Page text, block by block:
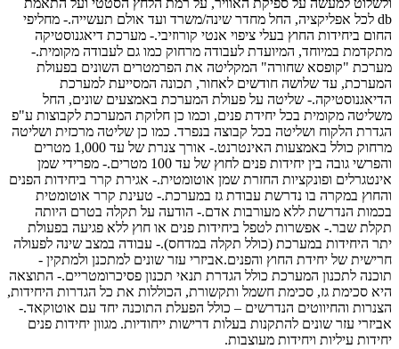
ולשלוט למעשה על ספיקת האוויר, על רמת הלחץ הסטטי ועל התאמת
db לכל אפליקציה, החל מחדר שינה/משרד ועד אולם תעשייה.- מחליפי
החום ביחידות החוץ בעלי ציפוי אנטי קורוזיבי.- מערכת דיאגנוסטיקה
מתקדמת במיוחד, המיועדת לעבודה מרחוק כמו גם לעבודה מקומית.-
מערכת "קופסא שחורה" המקליטה את הפרמטרים השונים בפעולת
המערכת, עד שלושה חודשים לאחור, תכונה המסייעת למערכת
הדיאגנוסטיקה.- שליטה על פעולת המערכת באמצעים שונים, החל
משליטה מקומית בכל יחידת פנים, וכמו כן חלוקת המערכת לקבוצות ע"פ
הגדרת הלקוח ושליטה בכל קבוצה בנפרד. כמו כן שליטה מרכזית ושליטה
מרחוק כולל באמצעות האינטרנט.- אורך צנרת של עד 1,000 מטרים
והפרשי גובה בין יחידות פנים לחוץ של עד 100 מטרים.- מפרידי שמן
אינטגרלים ופונקציות החזרת שמן אוטומטית.- אגירת קרר ביחידות הפנים
והחוץ במקרה בו נדרשת עבודת גז במערכת.- טעינת קרר אוטומטית
בכמות הנדרשת ללא מעורבות אדם.- הודעה על תקלה בטרם היותה
תקלת שבר.- אפשרות לטפל ביחידות פנים או חוץ ללא פגיעה בפעולת
יתר היחידות במערכת (כולל תקלה במדחס).- עבודה במצב שינה לפעולה
חרישית של יחידת החוץ והפנים.אביזרי עזר שונים למתכנן ולמתקין -
תוכנה לתכנון המערכת כולל הגדרת תנאי תכנון פסיכרומטריים.- התוצאה
היא סכימת גז, סכימת חשמל ותקשורת, הכוללות את כל הגדרות היחידות,
הצנרות והחיווטים הנדרשים – כולל הפעלת התוכנה יחד עם אוטוקאד.-
אביזרי עזר שונים להתקנות בעלות דרישות ייחודיות. מגוון יחידות פנים
יחידות עיליות ויחידות מעוצבות.